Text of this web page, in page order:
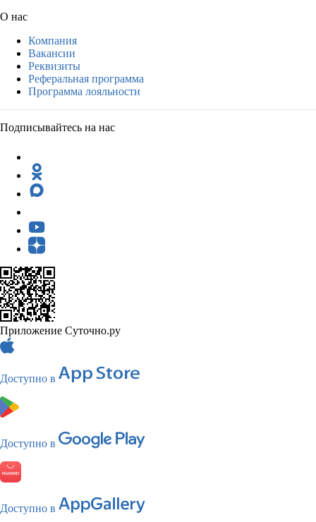
О нас
Компания
Вакансии
Реквизиты
Реферальная программа
Программа лояльности
Подписывайтесь на нас
Приложение Суточно.ру
Доступно в
Доступно в
Доступно в